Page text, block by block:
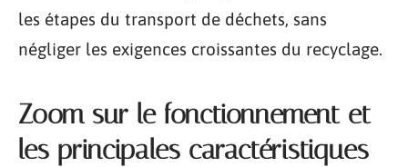
les étapes du transport de déchets, sans
négliger les exigences croissantes du recyclage.
Zoom sur le fonctionnement et
les principales caractéristiques